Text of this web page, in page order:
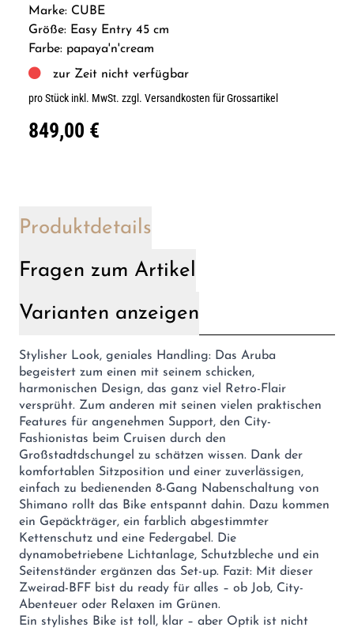
Marke: CUBE
Größe: Easy Entry 45 cm
Farbe: papaya'n'cream
zur Zeit nicht verfügbar
pro Stück inkl. MwSt. zzgl. Versandkosten für Grossartikel
849,00 €
Produktdetails
Fragen zum Artikel
Varianten anzeigen
Stylisher Look, geniales Handling: Das Aruba
begeistert zum einen mit seinem schicken,
harmonischen Design, das ganz viel Retro-Flair
versprüht. Zum anderen mit seinen vielen praktischen
Features für angenehmen Support, den City-
Fashionistas beim Cruisen durch den
Großstadtdschungel zu schätzen wissen. Dank der
komfortablen Sitzposition und einer zuverlässigen,
einfach zu bedienenden 8-Gang Nabenschaltung von
Shimano rollt das Bike entspannt dahin. Dazu kommen
ein Gepäckträger, ein farblich abgestimmter
Kettenschutz und eine Federgabel. Die
dynamobetriebene Lichtanlage, Schutzbleche und ein
Seitenständer ergänzen das Set-up. Fazit: Mit dieser
Zweirad-BFF bist du ready für alles – ob Job, City-
Abenteuer oder Relaxen im Grünen.
Ein stylishes Bike ist toll, klar – aber Optik ist nicht